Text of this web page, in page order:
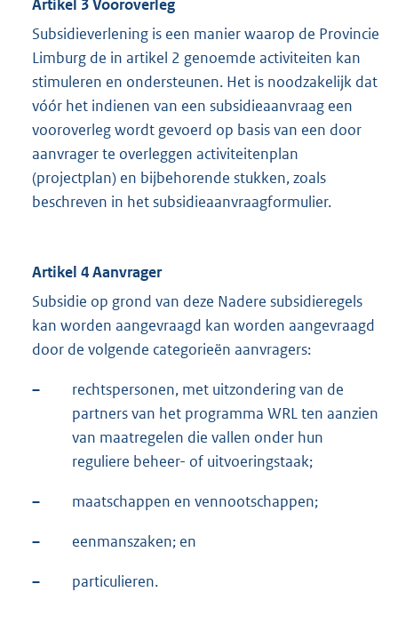
Artikel 3Vooroverleg
Subsidieverlening is een manier waarop de Provincie
Limburg de in artikel 2 genoemde activiteiten kan
stimuleren en ondersteunen. Het is noodzakelijk dat
vóór het indienen van een subsidieaanvraag een
vooroverleg wordt gevoerd op basis van een door
aanvrager te overleggen activiteitenplan
(projectplan) en bijbehorende stukken, zoals
beschreven in het subsidieaanvraagformulier.
Artikel 4 Aanvrager
Subsidie op grond van deze Nadere subsidieregels
kan worden aangevraagd kan worden aangevraagd
door de volgende categorieën aanvragers:
–
rechtspersonen, met uitzondering van de
partners van het programma WRL ten aanzien
van maatregelen die vallen onder hun
reguliere beheer- of uitvoeringstaak;
– maatschappen en vennootschappen;
– eenmanszaken; en
– particulieren.